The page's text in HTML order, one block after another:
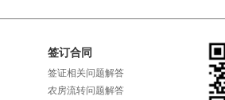
签订合同
签证相关问题解答
农房流转问题解答